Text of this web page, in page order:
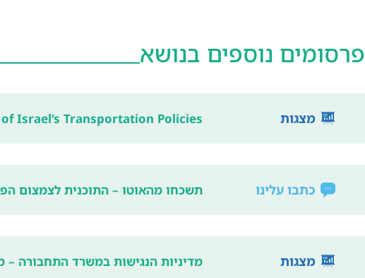
פרסומים נוספים בנושא
מצגות Israel’s Transportation Policies
כתבו עלינו תשכחו מהאוטו – התוכנית לצמצום
מצגות מדיניות הנגישות במשרד התחבורה –